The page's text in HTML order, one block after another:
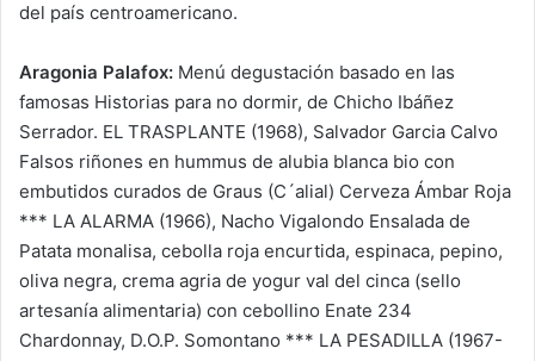
del país centroamericano.
Aragonia Palafox: Menú degustación basado en las
famosas Historias para no dormir, de Chicho Ibáñez
Serrador. EL TRASPLANTE (1968), Salvador Garcia Calvo
Falsos riñones en hummus de alubia blanca bio con
embutidos curados de Graus (C´alial) Cerveza Ámbar Roja
*** LA ALARMA (1966), Nacho Vigalondo Ensalada de
Patata monalisa, cebolla roja encurtida, espinaca, pepino,
oliva negra, crema agria de yogur val del cinca (sello
artesanía alimentaria) con cebollino Enate 234
Chardonnay, D.O.P. Somontano *** LA PESADILLA (1967-